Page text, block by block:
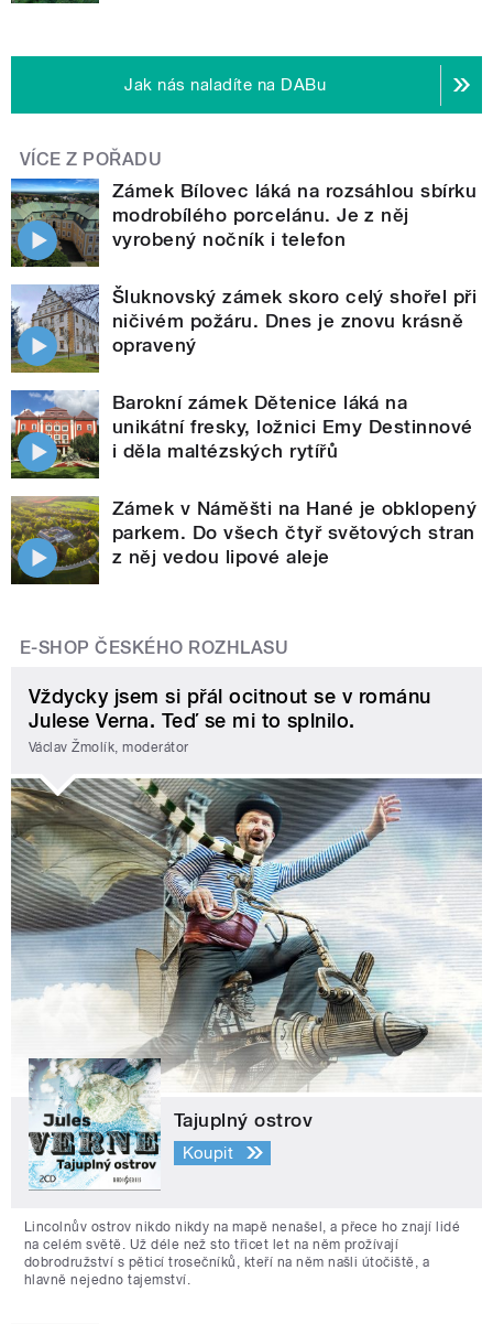
Jak nás naladíte na DABu
VÍCE Z POŘADU
Zámek Bílovec láká na rozsáhlou sbírku
modrobílého porcelánu. Je z něj
vyrobený nočník i telefon
Šluknovský zámek skoro celý shořel při
ničivém požáru. Dnes je znovu krásně
opravený
Barokní zámek Dětenice láká na
unikátní fresky, ložnici Emy Destinnové
i děla maltézských rytířů
Zámek v Náměšti na Hané je obklopený
parkem. Do všech čtyř světových stran
z něj vedou lipové aleje
E-SHOP ČESKÉHO ROZHLASU
Vždycky jsem si přál ocitnout se v románu
Julese Verna. Teď se mi to splnilo.
Václav Žmolík, moderátor
Tajuplný ostrov
Koupit
Lincolnův ostrov nikdo nikdy na mapě nenašel, a přece ho znají lidé
na celém světě. Už déle než sto třicet let na něm prožívají
dobrodružství s pěticí trosečníků, kteří na něm našli útočiště, a
hlavně nejedno tajemství.